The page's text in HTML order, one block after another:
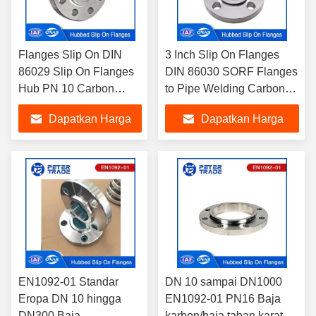
Flanges Slip On DIN
86029 Slip On Flanges
Hub PN 10 Carbon
Steel Slip On Flange
A105 Untuk pipa minyak
dan gas
Dapatkan Harga
3 Inch Slip On Flanges
DIN 86030 SORF Flanges
to Pipe Welding Carbon
Steel A105 PN 16 untuk
Industri Minyak
Dapatkan Harga
EN1092-01 Standar
Eropa DN 10 hingga
DN 10 sampai DN1000
EN1092-01 PN16 Baja